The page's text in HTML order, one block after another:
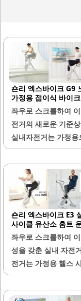
숀리 엑스바이크 G9
가정용 접이식 바이
좌우로 스크롤하여
전거의 새로운 기준
실내자전거는 가정
소 운동을 효과적으
한 강도 조절 기능을
게 조절할 수 있습
저가형 제품과의 차
제공합니다.소음이
운동할 수 있는 장점
스장에 가는 번거로
날씨에도 편리하게
이트와 골드의 조합
잘 어울립니다.사용
숀리 엑스바이크 E3
사이클 유산소 홈트
좌우로 스크롤하여
성을 갖춘 실내 자전
전거는 가정용 헬스
공합니다. 이 제품은
않을 때 간편하게 보